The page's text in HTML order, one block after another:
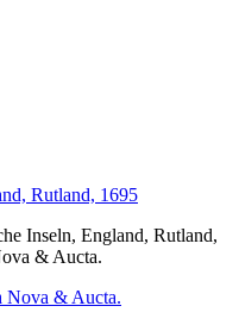
Rutland, 1695